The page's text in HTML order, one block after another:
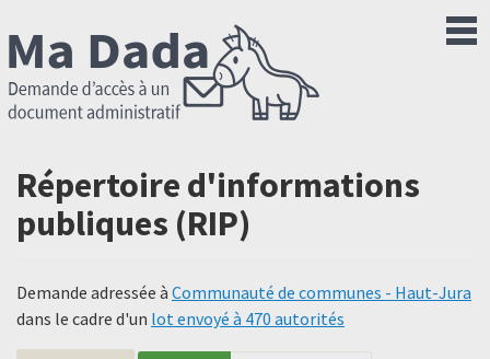
Répertoire d'informations
publiques (RIP)
Demande adressée à Communauté de communes - Haut-Jura
dans le cadre d'un lot envoyé à 470 autorités